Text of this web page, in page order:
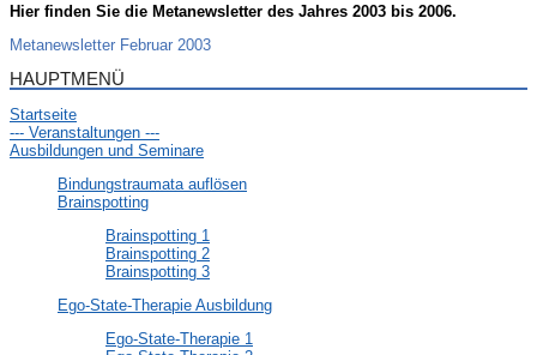
Hier finden Sie die Metanewsletter des Jahres 2003 bis 2006.
Metanewsletter Februar 2003
HAUPTMENÜ
Startseite
--- Veranstaltungen ---
Ausbildungen und Seminare
Bindungstraumata auflösen
Brainspotting
Brainspotting 1
Brainspotting 2
Brainspotting 3
Ego-State-Therapie Ausbildung
Ego-State-Therapie 1